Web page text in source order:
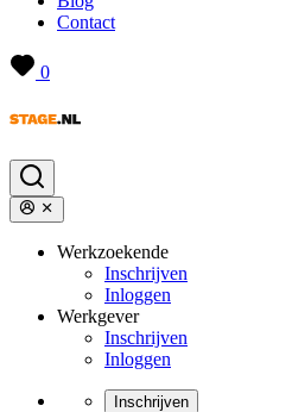
Contact
0
Werkzoekende
Inschrijven
Inloggen
Werkgever
Inschrijven
Inloggen
Inschrijven